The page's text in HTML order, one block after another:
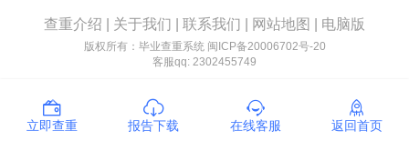
查重介绍 关于我们 联系我们 网站地图 电脑版
版权所有：毕业查重系统 闽ICP备20006702号-20
客服qq: 2302455749
立即查重 报告下载 在线客服 返回首页